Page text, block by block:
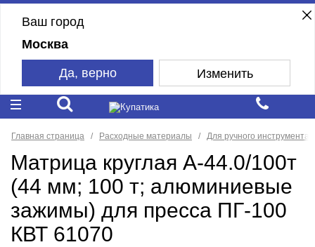
Ваш город
Москва
Да, верно Изменить
Главная страница Расходные материалы Для ручного инструмента
Матрица круглая А-44.0/100т
(44 мм; 100 т; алюминиевые
зажимы) для пресса ПГ-100
КВТ 61070